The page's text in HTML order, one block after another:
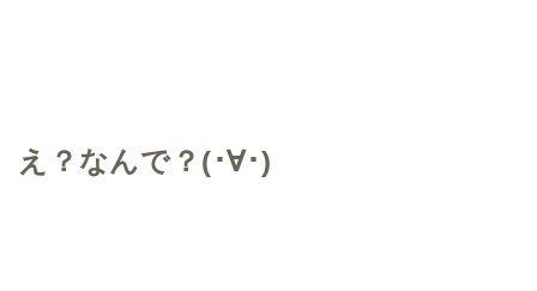
え？なんで？(･∀･)